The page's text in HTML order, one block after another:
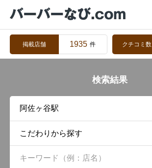
掲載店舗 1935 件 クチコミ数
検索結果
こだわりから探す